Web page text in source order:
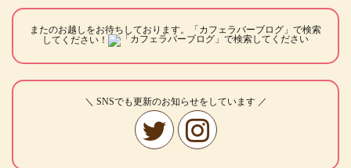
またのお越しをお待ちしております。「カフェラバーブログ」で検索
してください！
＼ SNSでも更新のお知らせをしています ／